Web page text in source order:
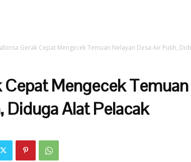
Gerak Cepat Mengecek Temuan Nelayan Desa Air Putih,
Cepat Mengecek
Diduga Alat Pelacak